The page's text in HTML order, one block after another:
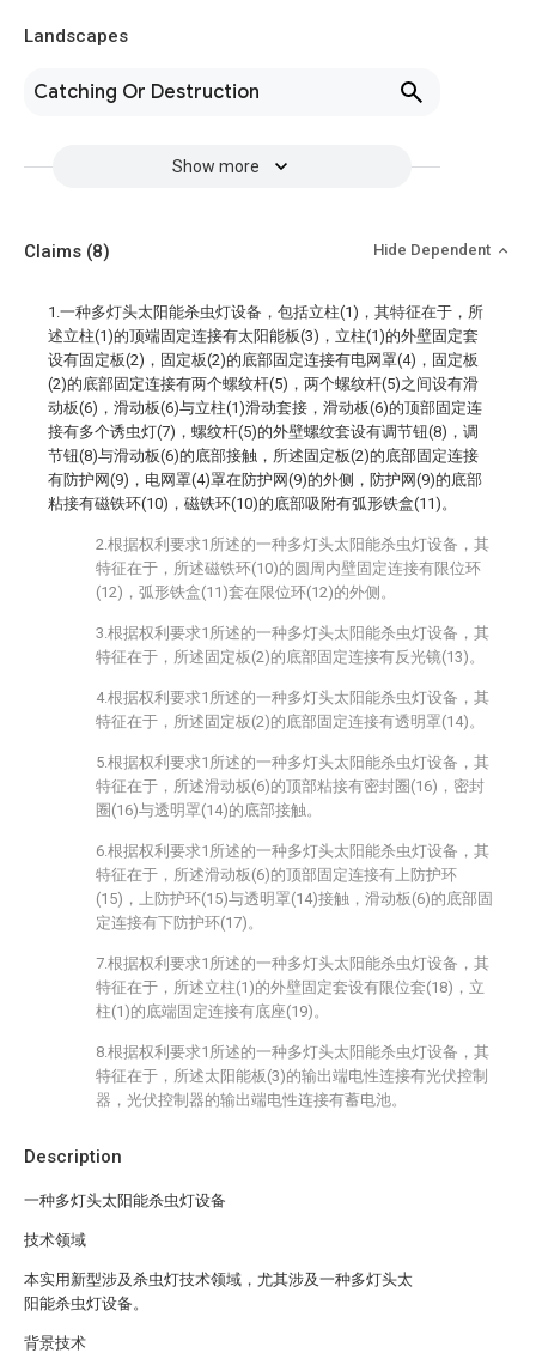
Landscapes
Catching Or Destruction
Show more
Description
一种多灯头太阳能杀虫灯设备
技术领域
本实用新型涉及杀虫灯技术领域，尤其涉及一种多灯头太
阳能杀虫灯设备。
背景技术
Claims (8) Hide Dependent
1.一种多灯头太阳能杀虫灯设备，包括立柱(1)，其特征在于，所
述立柱(1)的顶端固定连接有太阳能板(3)，立柱(1)的外壁固定套
设有固定板(2)，固定板(2)的底部固定连接有电网罩(4)，固定板
(2)的底部固定连接有两个螺纹杆(5)，两个螺纹杆(5)之间设有滑
动板(6)，滑动板(6)与立柱(1)滑动套接，滑动板(6)的顶部固定连
接有多个诱虫灯(7)，螺纹杆(5)的外壁螺纹套设有调节钮(8)，调
节钮(8)与滑动板(6)的底部接触，所述固定板(2)的底部固定连接
有防护网(9)，电网罩(4)罩在防护网(9)的外侧，防护网(9)的底部
粘接有磁铁环(10)，磁铁环(10)的底部吸附有弧形铁盒(11)。
2.根据权利要求1所述的一种多灯头太阳能杀虫灯设备，其
特征在于，所述磁铁环(10)的圆周内壁固定连接有限位环
(12)，弧形铁盒(11)套在限位环(12)的外侧。
3.根据权利要求1所述的一种多灯头太阳能杀虫灯设备，其
特征在于，所述固定板(2)的底部固定连接有反光镜(13)。
4.根据权利要求1所述的一种多灯头太阳能杀虫灯设备，其
特征在于，所述固定板(2)的底部固定连接有透明罩(14)。
5.根据权利要求1所述的一种多灯头太阳能杀虫灯设备，其
特征在于，所述滑动板(6)的顶部粘接有密封圈(16)，密封
圈(16)与透明罩(14)的底部接触。
6.根据权利要求1所述的一种多灯头太阳能杀虫灯设备，其
特征在于，所述滑动板(6)的顶部固定连接有上防护环
(15)，上防护环(15)与透明罩(14)接触，滑动板(6)的底部固
定连接有下防护环(17)。
7.根据权利要求1所述的一种多灯头太阳能杀虫灯设备，其
特征在于，所述立柱(1)的外壁固定套设有限位套(18)，立
柱(1)的底端固定连接有底座(19)。
8.根据权利要求1所述的一种多灯头太阳能杀虫灯设备，其
特征在于，所述太阳能板(3)的输出端电性连接有光伏控制
器，光伏控制器的输出端电性连接有蓄电池。